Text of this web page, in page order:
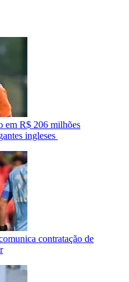
em R$ 206 milhões
ingleses
contratação de